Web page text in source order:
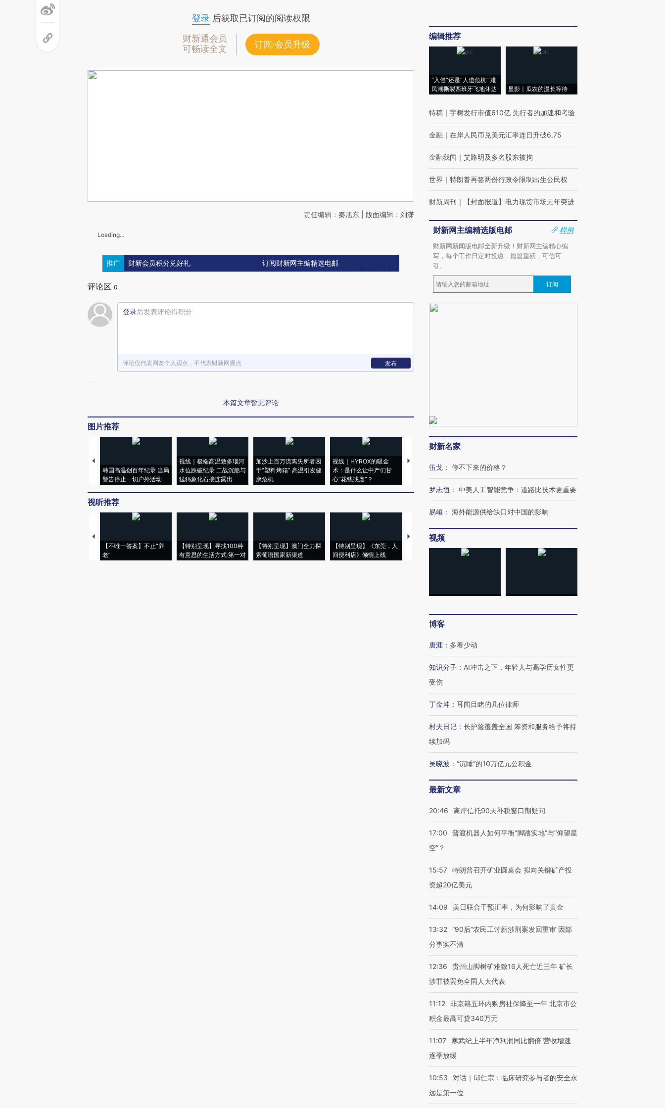
登录后获取已订阅的阅读权限
财新通会员
可畅读全文
订阅/会员升级
责任编辑：秦旭东 | 版面编辑：刘潇
Loading...
推广 财新会员积分兑好礼 订阅财新网主编精选电邮
评论区 0
登录后发表评论得积分
评论仅代表网友个人观点，不代表财新网观点 发布
本篇文章暂无评论
图片推荐
韩国高温创百年纪录 当局
警告停止一切户外活动
视线｜极端高温致多瑙河
水位跌破纪录 二战沉船与
猛犸象化石接连露出
加沙上百万流离失所者困
于“塑料烤箱” 高温引发健
康危机
视线｜HYROX的吸金
术：是什么让中产们甘
心“花钱找虐”？
马航飞行员跨国走私7万
粒摇头丸 尿检体内含3种
度Z世代 用街头抗争将教
育部长拱下台
飞地休达
视听推荐
【不唯一答案】不止“养
老”
【特别呈现】寻找100种
有意思的生活方式·第一对
【特别呈现】澳门全力探
索葡语国家新渠道
【特别呈现】《东莞，人
间便利店》倾情上线
【推广】走进第四届链博
有意思的生活方式·第三对
编辑推荐
“入侵”还是“人道危机” 难
民潮撕裂西班牙飞地休达
显影｜瓜农的漫长等待
特稿 ｜ 宇树发行市值610亿 先行者的加速和考验
金融 ｜ 在岸人民币兑美元汇率连日升破6.75
金融我闻 ｜ 艾路明及多名股东被拘
世界 ｜ 特朗普再签两份行政令限制出生公民权
财新周刊 ｜ 【封面报道】电力现货市场元年突进
财新网主编精选版电邮
样例
财新网新闻版电邮全新升级！财新网主编精心编
写，每个工作日定时投递，篇篇重磅，可信可
引。
订阅
财新名家
伍戈 ： 停不下来的价格？
罗志恒 ： 中美人工智能竞争：道路比技术更重要
易峘 ： 海外能源供给缺口对中国的影响
视频
博客
唐涯 ： 多看少动
知识分子 ： AI冲击之下，年轻人与高学历女性更
受伤
丁金坤 ： 耳闻目睹的几位律师
村夫日记 ： 长护险覆盖全国 筹资和服务给予将持
续加码
吴晓波 ： “沉睡”的10万亿元公积金
最新文章
20:46 离岸信托90天补税窗口期疑问
17:00
普渡机器人如何平衡“脚踏实地”与“仰望星
空”？
15:57 特朗普召开矿业圆桌会 拟向关键矿产投
资超20亿美元
14:09 美日联合干预汇率，为何影响了黄金
13:32 “90后”农民工讨薪涉刑案发回重审 因部
分事实不清
12:36
贵州山脚树矿难致16人死亡近三年 矿长
涉罪被罢免全国人大代表
11:12 非京籍五环内购房社保降至一年 北京市公
积金最高可贷340万元
11:07
寒武纪上半年净利润同比翻倍 营收增速
逐季放缓
10:53
对话｜邱仁宗：临床研究参与者的安全永
远是第一位